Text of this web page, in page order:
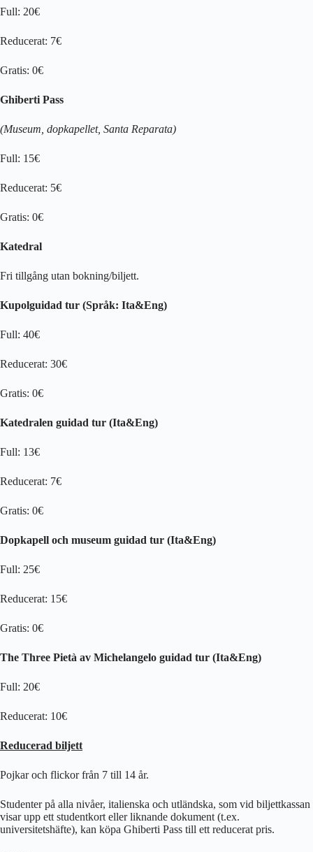
Full: 20€
Reducerat: 7€
Gratis: 0€
Ghiberti Pass
(Museum, dopkapellet, Santa Reparata)
Full: 15€
Reducerat: 5€
Gratis: 0€
Katedral
Fri tillgång utan bokning/biljett.
Kupolguidad tur (Språk: Ita&Eng)
Full: 40€
Reducerat: 30€
Gratis: 0€
Katedralen guidad tur (Ita&Eng)
Full: 13€
Reducerat: 7€
Gratis: 0€
Dopkapell och museum guidad tur (Ita&Eng)
Full: 25€
Reducerat: 15€
Gratis: 0€
The Three Pietà av Michelangelo guidad tur (Ita&Eng)
Full: 20€
Reducerat: 10€
Reducerad biljett
Pojkar och flickor från 7 till 14 år.
Studenter på alla nivåer, italienska och utländska, som vid biljettkassan
visar upp ett studentkort eller liknande dokument (t.ex.
universitetshäfte), kan köpa Ghiberti Pass till ett reducerat pris.